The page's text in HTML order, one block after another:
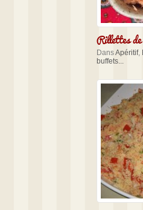
Rillettes
DansApéritif,
buffets...